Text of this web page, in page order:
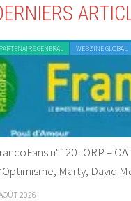
GENERAL WEBZINE GLOBAL
n°120 : ORP –
Marty, David
2026